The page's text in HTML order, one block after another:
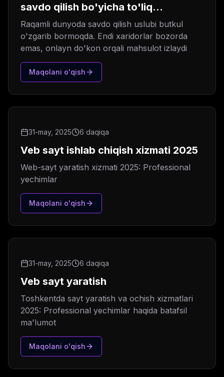
savdo qilish bo'yicha to'liq
strategiya (2025)
Raqamli dunyoda savdo qilish uslubi butkul
o'zgarib bormoqda. Endi xaridorlar bozorda
emas, onlayn do'kon orqali mahsulot izlaydi
Maqolani o'qish
31-may, 2025 6 daqiqa
Veb sayt ishlab chiqish xizmati 2025
Web-sayt yaratish xizmati 2025: Professional
yechimlar
Maqolani o'qish
31-may, 2025 6 daqiqa
Veb sayt yaratish
Toshkentda sayt yaratish va ochish xizmatlari
2025: Professional yechimlar haqida batafsil
ma'lumot
Maqolani o'qish